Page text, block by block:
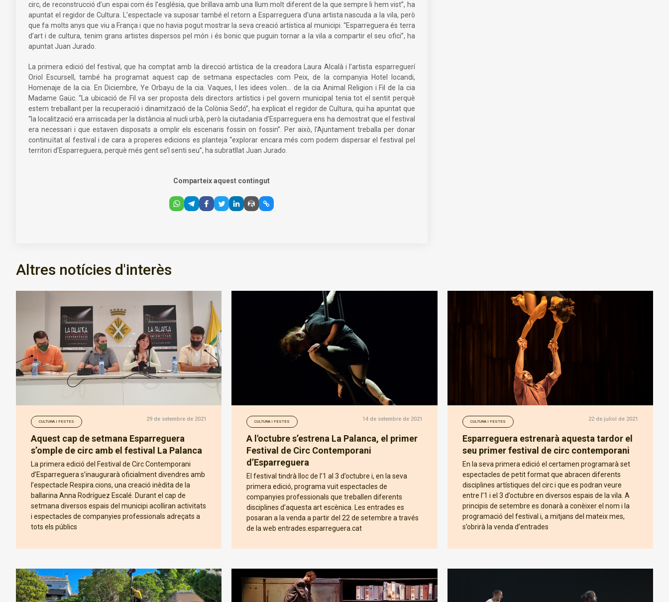
circ, de reconstrucció d’un espai com és l’església, que brillava amb una llum molt diferent de la que sempre li hem vist”, ha
apuntat el regidor de Cultura. L’espectacle va suposar també el retorn a Esparreguera d’una artista nascuda a la vila, però
que fa molts anys que viu a França i que no havia pogut mostrar la seva creació artística al municipi. “Esparreguera és terra
d’art i de cultura, tenim grans artistes dispersos pel món i és bonic que puguin tornar a la vila a compartir el seu ofici”, ha
apuntat Juan Jurado.
La primera edició del festival, que ha comptat amb la direcció artística de la creadora Laura Alcalà i l’artista esparreguerí
Oriol Escursell, també ha programat aquest cap de setmana espectacles com Peix, de la companyia Hotel Iocandi,
Homenaje de la cia. En Diciembre, Ye Orbayu de la cia. Vaques, I les idees volen... de la cia Animal Religion i Fil de la cia
Madame Gaüc. “La ubicació de Fil va ser proposta dels directors artístics i pel govern municipal tenia tot el sentit perquè
estem treballant per la recuperació i dinamització de la Colònia Sedó”, ha explicat el regidor de Cultura, qui ha apuntat que
“la localització era arriscada per la distància al nucli urbà, però la ciutadania d’Esparreguera ens ha demostrat que el festival
era necessari i que estaven disposats a omplir els escenaris fossin on fossin”. Per això, l’Ajuntament treballa per donar
continuïtat al festival i de cara a properes edicions es planteja “explorar encara més com podem dispersar el festival pel
territori d’Esparreguera, perquè més gent se’l senti seu”, ha subratllat Juan Jurado.
Comparteix aquest contingut
Altres notícies d'interès
CULTURA I FESTES 29 de setembre de 2021
Aquest cap de setmana Esparreguera
s’omple de circ amb el festival La Palanca
La primera edició del Festival de Circ Contemporani
d’Esparreguera s’inaugurarà oficialment divendres amb
l’espectacle Respira.cions, una creació inèdita de la
ballarina Anna Rodríguez Escalé. Durant el cap de
setmana diversos espais del municipi acolliran activitats
i espectacles de companyies professionals adreçats a
tots els públics
CULTURA I FESTES 14 de setembre de 2021
A l'octubre s’estrena La Palanca, el primer
Festival de Circ Contemporani
d’Esparreguera
El festival tindrà lloc de l’1 al 3 d’octubre i, en la seva
primera edició, programa vuit espectacles de
companyies professionals que treballen diferents
disciplines d’aquesta art escènica. Les entrades es
posaran a la venda a partir del 22 de setembre a través
de la web entrades.esparreguera.cat
CULTURA I FESTES 22 de juliol de 2021
Esparreguera estrenarà aquesta tardor el
seu primer festival de circ contemporani
En la seva primera edició el certamen programarà set
espectacles de petit format que abracen diferents
disciplines artístiques del circ i que es podran veure
entre l’1 i el 3 d’octubre en diversos espais de la vila. A
principis de setembre es donarà a conèixer el nom i la
programació del festival i, a mitjans del mateix mes,
s’obrirà la venda d’entrades